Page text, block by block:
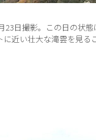
23日撮影。この日の状
近い壮大な滝雲を見る